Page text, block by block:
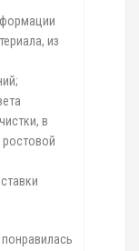
из
в
ростовой